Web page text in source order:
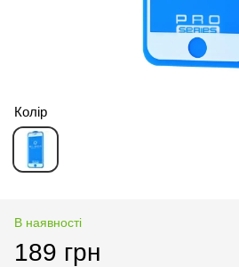
Колір
В наявності
189 грн